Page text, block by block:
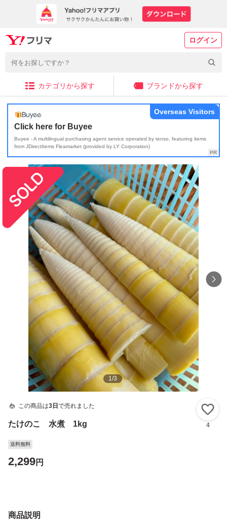
ログイン
カテゴリから探す ブランドから探す
Click here for Buyee
Buyee - A multilingual purchasing agent service operated by tenso, featuring items
from JDirectItems Fleamarket (provided by LY Corporation)
Overseas Visitors
1/3
この商品は3日 で売れました
たけのこ 水煮 1kg 4
送料無料
2,299円
商品説明